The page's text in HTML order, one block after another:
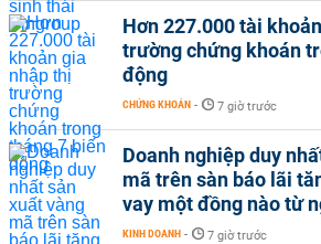
Hơn 227.000 tài
trường chứng khoán
động
CHỨNG KHOÁN - 7 giờ trước
Doanh nghiệp duy
mã trên sàn báo lãi
vay một đồng nào từ
KINH DOANH - 7 giờ trước